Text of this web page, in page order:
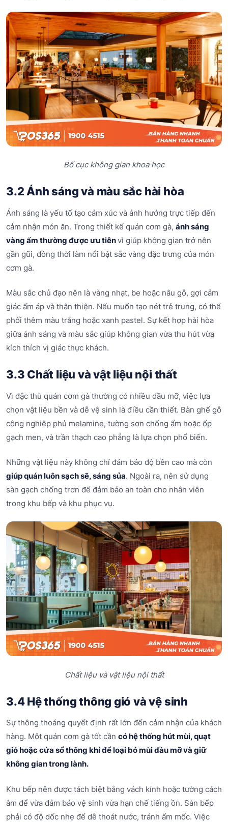
Bố cục không gian khoa học
3.2 Ánh sáng và màu sắc hài hòa
Ánh sáng là yếu tố tạo cảm xúc và ảnh hưởng trực tiếp đến
cảm nhận món ăn. Trong thiết kế quán cơm gà, ánh sáng
vàng ấm thường được ưu tiênvì giúp không gian trở nên
gần gũi, đồng thời làm nổi bật sắc vàng đặc trưng của món
cơm gà.
Màu sắc chủ đạo nên là vàng nhạt, be hoặc nâu gỗ, gợi cảm
giác ấm áp và thân thiện. Nếu muốn tạo nét trẻ trung, có thể
phối thêm màu trắng hoặc xanh pastel. Sự kết hợp hài hòa
giữa ánh sáng và màu sắc giúp không gian vừa thu hút vừa
kích thích vị giác thực khách.
3.3 Chất liệu và vật liệu nội thất
Vì đặc thù quán cơm gà thường có nhiều dầu mỡ, việc lựa
chọn vật liệu bền và dễ vệ sinh là điều cần thiết. Bàn ghế gỗ
công nghiệp phủ melamine, tường sơn chống ẩm hoặc ốp
gạch men, và trần thạch cao phẳng là lựa chọn phổ biến.
Những vật liệu này không chỉ đảm bảo độ bền cao mà còn
giúp quán luôn sạch sẽ, sáng sủa. Ngoài ra, nên sử dụng
sàn gạch chống trơn để đảm bảo an toàn cho nhân viên
trong khu bếp và khu phục vụ.
Chất liệu và vật liệu nội thất
3.4 Hệ thống thông gió và vệ sinh
Sự thông thoáng quyết định rất lớn đến cảm nhận của khách
hàng. Một quán cơm gà tốt cần có hệ thống hút mùi, quạt
gió hoặc cửa sổ thông khí để loại bỏ mùi dầu mỡ và giữ
không gian trong lành.
Khu bếp nên được tách biệt bằng vách kính hoặc tường cách
âm để vừa đảm bảo vệ sinh vừa hạn chế tiếng ồn. Sàn bếp
phải có độ dốc nhẹ để dễ thoát nước, tránh ẩm mốc. Việc